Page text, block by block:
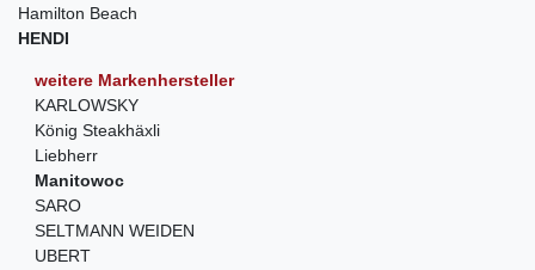
Hamilton Beach
HENDI
weitere Markenhersteller
KARLOWSKY
König Steakhäxli
Liebherr
Manitowoc
SARO
SELTMANN WEIDEN
UBERT